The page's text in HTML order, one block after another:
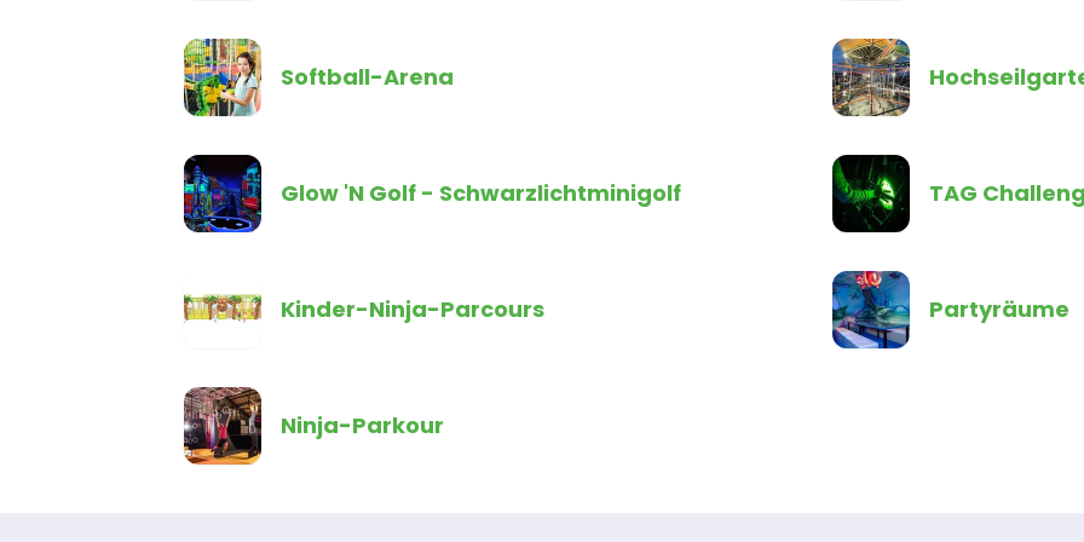
Softball-Arena
Glow 'N Golf - Schwarzlichtminigolf TAG
Kinder-Ninja-Parcours Partyräume
Ninja-Parkour